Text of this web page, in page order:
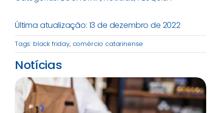
Última atualização: 13 de dezembro de 2022
Tags: black friday, comércio catarinense
Notícias